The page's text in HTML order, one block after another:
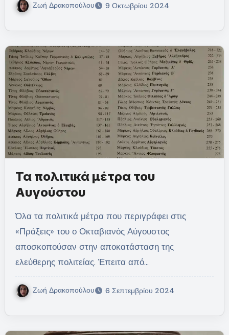
Ζωή Δρακοπούλου 9 Οκτωβρίου 2024
Τα πολιτικά μέτρα του
Αυγούστου
Όλα τα πολιτικά μέτρα που περιγράφει στις
«Πράξεις» του ο Οκταβιανός Αύγουστος
αποσκοπούσαν στην αποκατάσταση της
ελεύθερης πολιτείας. Έπειτα από…
Ζωή Δρακοπούλου 6 Σεπτεμβρίου 2024